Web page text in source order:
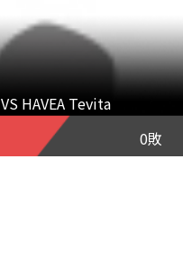
VS HAVEA Tevita
0敗